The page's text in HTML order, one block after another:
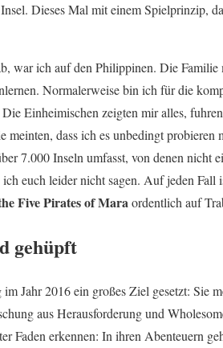
Dieses Mal mit einem Spielprinzip,
war ich auf den Philippinen. Die Familie
Normalerweise bin ich für die
Einheimischen zeigten mir alles,
dass ich es unbedingt probieren
7.000 Inseln umfasst, von denen nicht
euch leider nicht sagen. Auf jeden
Five Pirates of Maraordentlich auf
gehüpft
Jahr 2016 ein großes Ziel gesetzt: Sie
aus Herausforderung und
Faden erkennen: In ihren Abenteuern